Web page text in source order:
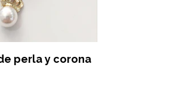
perla y corona